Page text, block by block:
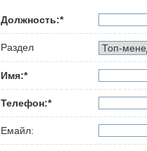
Должность:*
Раздел
Имя:*
Телефон:*
Емайл: